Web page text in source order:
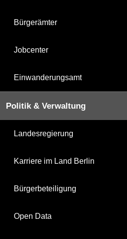
Bürgerämter
Jobcenter
Einwanderungsamt
Politik & Verwaltung
Landesregierung
Karriere im Land Berlin
Bürgerbeteiligung
Open Data